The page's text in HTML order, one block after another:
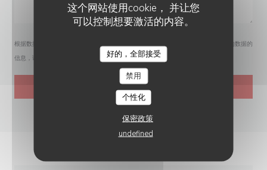
这个网站使用cookie， 并让您
可以控制想要激活的内容。
好的，全部接受
禁用
个性化
保密政策
undefined
根据数据保护法规，您有权拒绝接收营销电话。如需了解更多关于我们如何处理您的数据的
信息，请查看我们的
LE XXI